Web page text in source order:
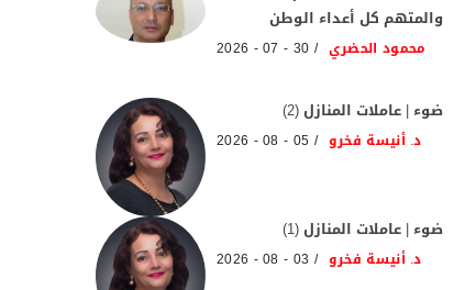
والمتهم كل أعداء الوطن
محمود الحضري 30 - 07 - 2026
ضوء | عاملات المنازل (2)
د. أنيسة فخرو 05 - 08 - 2026
ضوء | عاملات المنازل (1)
د. أنيسة فخرو 03 - 08 - 2026